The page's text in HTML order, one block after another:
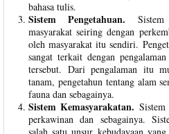
bahasa tulis.
Sistem Pengetahuan.
masyarakat seiring dengan
oleh masyarakat itu sendiri.
sangat terkait dengan
tersebut. Dari pengalaman itu
tanam, pengetahun tentang alam
fauna dan sebagainya.
Sistem Kemasyarakatan.
perkawinan dan sebagainya.